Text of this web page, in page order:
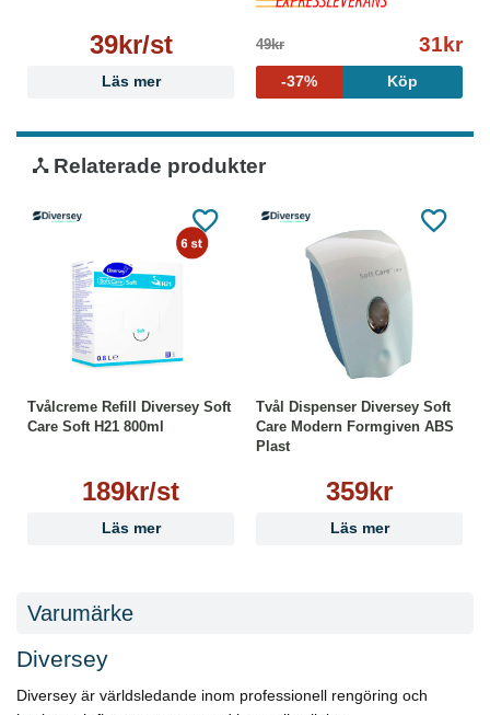
39kr/st
Läs mer
49kr 31kr
-37% Köp
Relaterade produkter
Tvålcreme Refill Diversey Soft
Care Soft H21 800ml
189kr/st
Läs mer
Tvål Dispenser Diversey Soft
Care Modern Formgiven ABS
Plast
359kr
Läs mer
Varumärke
Diversey
Diversey är världsledande inom professionell rengöring och